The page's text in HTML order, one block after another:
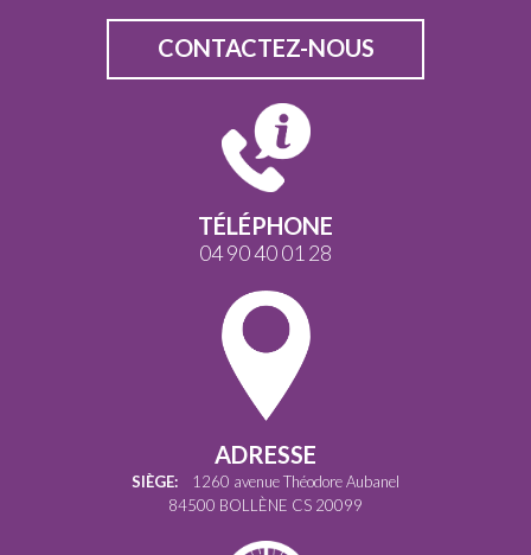
CONTACTEZ-NOUS
TÉLÉPHONE
04 90 40 01 28
ADRESSE
SIÈGE: 1260 avenue Théodore Aubanel
84500 BOLLÈNE CS 20099